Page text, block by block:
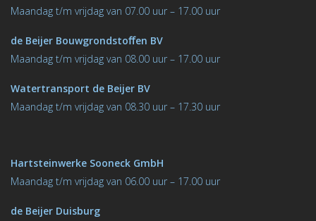
Maandag t/m vrijdag van 07.00 uur – 17.00 uur
de Beijer Bouwgrondstoﬀen BV
Maandag t/m vrijdag van 08.00 uur – 17.00 uur
Watertransport de Beijer BV
Maandag t/m vrijdag van 08.30 uur – 17.30 uur
Hartsteinwerke Sooneck GmbH
Maandag t/m vrijdag van 06.00 uur – 17.00 uur
de Beijer Duisburg